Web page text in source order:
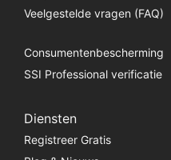
Veelgestelde vragen (FAQ)
Consumentenbescherming
SSI Professional verificatie
Diensten
Registreer Gratis